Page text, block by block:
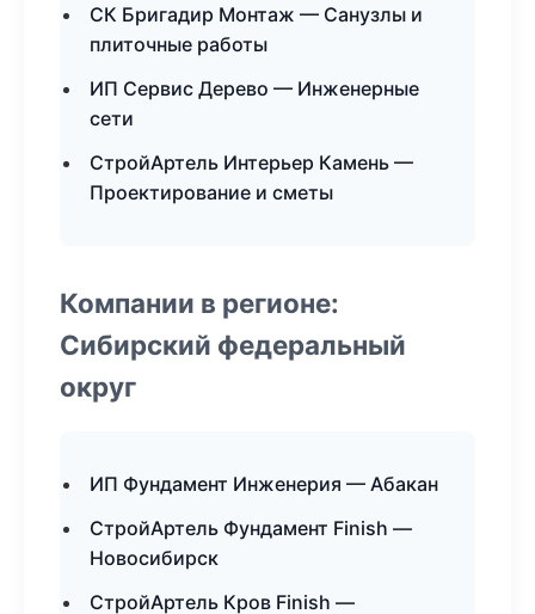
СК Бригадир Монтаж — Санузлы и
плиточные работы
ИП Сервис Дерево — Инженерные
сети
СтройАртель Интерьер Камень —
Проектирование и сметы
Компании в регионе:
Сибирский федеральный
округ
ИП Фундамент Инженерия — Абакан
СтройАртель Фундамент Finish —
Новосибирск
СтройАртель Кров Finish —